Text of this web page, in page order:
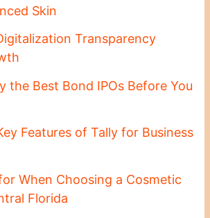
Skin
Transparency
the Best Bond IPOs Before You
Features of Tally for Business
When Choosing a Cosmetic
Florida